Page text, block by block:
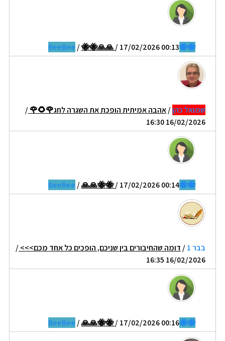
🐝🐝BeeBee
/🐝🐝🙏🙏/ 17/02/2026 00:13
שמואל כהן/אהבה אמיתית הופכת את השגרה לחג🌹🌻🌹/
16/02/2026 16:30
🐝🐝BeeBee
/🙏🙏🐝🐝/ 17/02/2026 00:14
בבר 1 / דומה שהחיבורים בין שניכם, הופכים כל אחד מכם>>>/
16/02/2026 16:35
🐝🐝BeeBee
/🙏🙏🐝🐝/ 17/02/2026 00:16